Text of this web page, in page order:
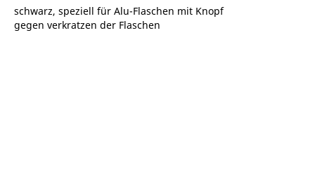
schwarz, speziell für Alu-Flaschen mit Knopf
gegen verkratzen der Flaschen